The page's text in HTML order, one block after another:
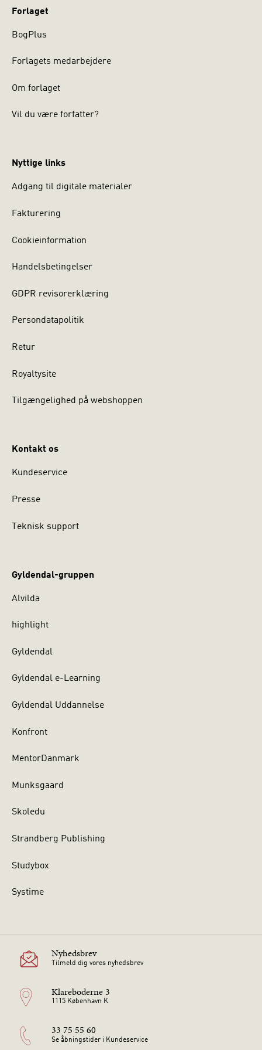
Forlaget
BogPlus
Forlagets medarbejdere
Om forlaget
Vil du være forfatter?
Nyttige links
Adgang til digitale materialer
Fakturering
Cookieinformation
Handelsbetingelser
GDPR revisorerklæring
Persondatapolitik
Retur
Royaltysite
Tilgængelighed på webshoppen
Kontakt os
Kundeservice
Presse
Teknisk support
Gyldendal-gruppen
Alvilda
highlight
Gyldendal
Gyldendal e-Learning
Gyldendal Uddannelse
Konfront
MentorDanmark
Munksgaard
Skoledu
Strandberg Publishing
Studybox
Systime
Nyhedsbrev
Tilmeld dig vores nyhedsbrev
Klareboderne 3
1115 København K
33 75 55 60
Se åbningstider i Kundeservice